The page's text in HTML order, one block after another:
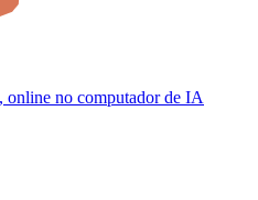
no computador de IA